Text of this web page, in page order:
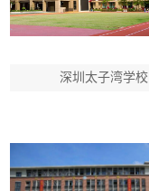
深圳太子湾学校